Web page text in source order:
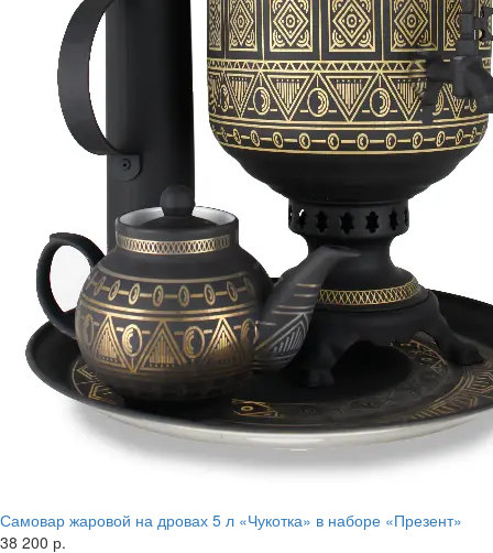
Самовар жаровой на дровах 5 л «Чукотка» в наборе «Презент»
38 200 р.